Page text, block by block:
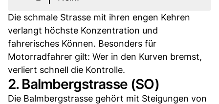
Die schmale Strasse mit ihren engen Kehren
verlangt höchste Konzentration und
fahrerisches Können. Besonders für
Motorradfahrer gilt: Wer in den Kurven bremst,
verliert schnell die Kontrolle.
2. Balmbergstrasse (SO)
Die Balmbergstrasse gehört mit Steigungen von